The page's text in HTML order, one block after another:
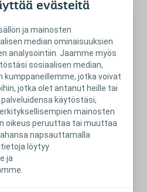
evästeitä
ja mainosten
median ominaisuuksien
analysointiin. Jaamme myös
sosiaalisen median,
kumppaneillemme, jotka voivat
jotka olet antanut heille tai
käytöstäsi,
mainosten
oikeus peruuttaa tai muuttaa
napsauttamalla
löytyy
ja
blogi
Eevan blogia